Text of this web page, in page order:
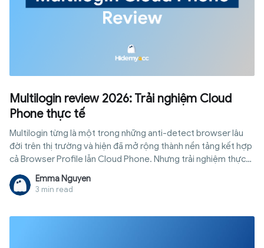
Multilogin review 2026: Trải nghiệm Cloud
Phone thực tế
Multilogin từng là một trong những anti-detect browser lâu
đời trên thị trường và hiện đã mở rộng thành nền tảng kết hợp
cả Browser Profile lẫn Cloud Phone. Nhưng trải nghiệm thực
viết này ghi lại toàn bộ quá trình sử dụng Multilogin, từ tạo
Browser Profile, khởi chạy Cloud Phone đến kiểm tra
Emma Nguyen
3 min read